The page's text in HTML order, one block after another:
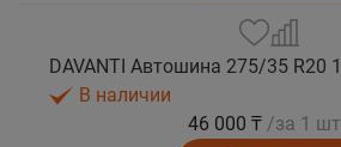
В наличии
46 000 ₸ /за 1 шт.